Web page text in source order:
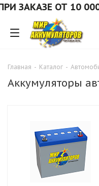
ОТ 10 000 РУБ.
Главная - Каталог -
Аккумуляторы